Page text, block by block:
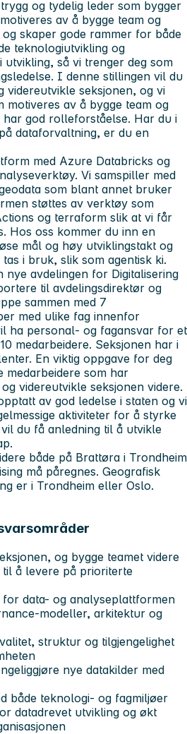
og tydelig leder som bygger
av å bygge team og
skaper gode rammer for både
teknologiutvikling og
så vi trenger deg som
I denne stillingen vil du
videreutvikle seksjonen, og vi
motiveres av å bygge team og
god rolleforståelse. Har du i
dataforvaltning, er du en
med Azure Databricks og
Vi samspiller med
som blant annet bruker
støttes av verktøy som
og terraform slik at vi får
Hos oss kommer du inn en
mål og høy utviklingstakt og
i bruk, slik som agentisk ki.
nye avdelingen for Digitalisering
til avdelingsdirektør og
sammen med 7
med ulike fag innenfor
ha personal- og fagansvar for et
medarbeidere. Seksjonen har i
En viktig oppgave for deg
som har
videreutvikle seksjonen videre.
av god ledelse i staten og vi
aktiviteter for å styrke
du få anledning til å utvikle
både på Brattøra i Trondheim
må påregnes. Geografisk
er i Trondheim eller Oslo.
og bygge teamet videre
å levere på prioriterte
data- og analyseplattformen
modeller, arkitektur og
struktur og tilgjengelighet
nye datakilder med
både teknologi- og fagmiljøer
datadrevet utvikling og økt